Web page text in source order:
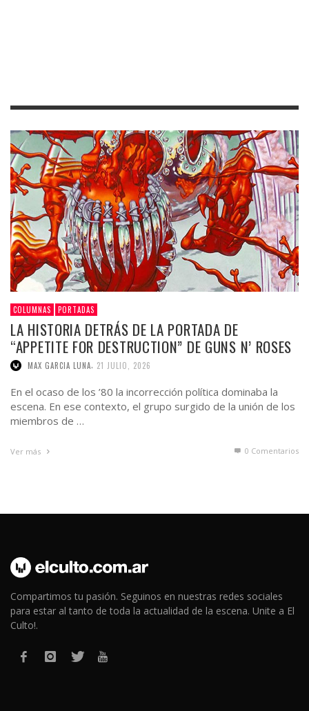
COLUMNAS PORTADAS
LA HISTORIA DETRÁS DE LA PORTADA DE
“APPETITE FOR DESTRUCTION” DE GUNS N’ ROSES
MAX GARCIA LUNA 21 JULIO, 2026
En el ocaso de los ’80 la incorrección política dominaba la
escena. En ese contexto, el grupo surgido de la unión de los
miembros de …
Ver más 0 Comentarios
Compartimos tu pasión. Seguinos en nuestras redes sociales
para estar al tanto de toda la actualidad de la escena. Unite a El
Culto!.